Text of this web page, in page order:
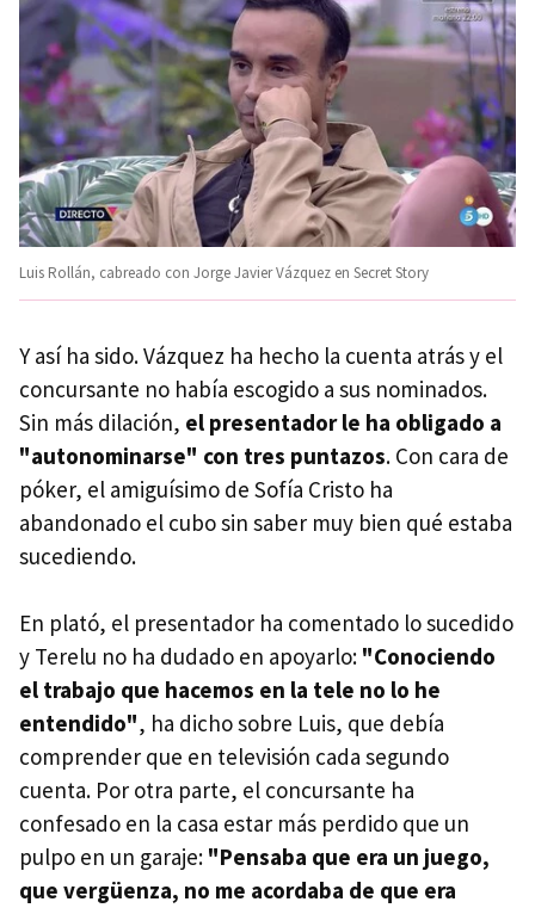
Luis Rollán, cabreado con Jorge Javier Vázquez en Secret Story
Y así ha sido. Vázquez ha hecho la cuenta atrás y el
concursante no había escogido a sus nominados.
Sin más dilación, el presentador le ha obligado a
"autonominarse" con tres puntazos. Con cara de
póker, el amiguísimo de Sofía Cristo ha
abandonado el cubo sin saber muy bien qué estaba
sucediendo.
En plató, el presentador ha comentado lo sucedido
y Terelu no ha dudado en apoyarlo: "Conociendo
el trabajo que hacemos en la tele no lo he
entendido", ha dicho sobre Luis, que debía
comprender que en televisión cada segundo
cuenta. Por otra parte, el concursante ha
confesado en la casa estar más perdido que un
pulpo en un garaje: "Pensaba que era un juego,
que vergüenza, no me acordaba de que era